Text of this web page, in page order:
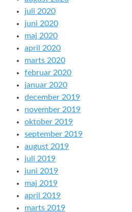
juli 2020
juni 2020
maj 2020
april 2020
marts 2020
februar 2020
januar 2020
december 2019
november 2019
oktober 2019
september 2019
august 2019
juli 2019
juni 2019
maj 2019
april 2019
marts 2019